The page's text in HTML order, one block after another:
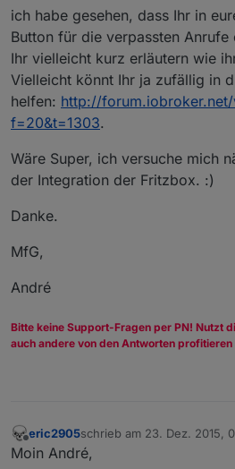
ich habe gesehen, dass Ihr in
Button für die verpassten Anrufe
Ihr vielleicht kurz erläutern wie
Vielleicht könnt Ihr ja zufällig in
helfen: http://
f=20&t=1303.
Wäre Super, ich versuche mich
der Integration der Fritzbox. :)
Danke.
MfG,
André
Bitte keine Support-Fragen per PN! Nutzt
auch andere von den Antworten profitieren
Offline
eric2905schrieb am 23. Dez. 2015,
zuletzt editiert von
Moin André,